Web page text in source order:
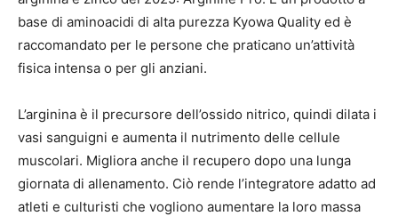
base di aminoacidi di alta purezza Kyowa Quality ed è
raccomandato per le persone che praticano un’attività
fisica intensa o per gli anziani.
L’arginina è il precursore dell’ossido nitrico, quindi dilata i
vasi sanguigni e aumenta il nutrimento delle cellule
muscolari. Migliora anche il recupero dopo una lunga
giornata di allenamento. Ciò rende l’integratore adatto ad
atleti e culturisti che vogliono aumentare la loro massa